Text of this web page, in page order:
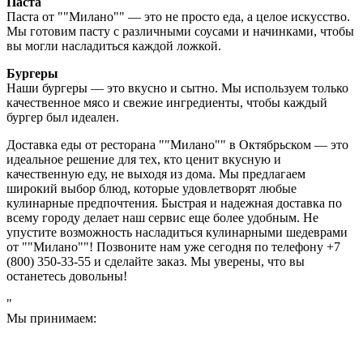
Паста от ""Милано"" — это не просто еда, а целое искусство.
Мы готовим пасту с различными соусами и начинками, чтобы
вы могли насладиться каждой ложкой.
Бургеры
Наши бургеры — это вкусно и сытно. Мы используем только
качественное мясо и свежие ингредиенты, чтобы каждый
бургер был идеален.
Доставка еды от ресторана ""Милано"" в Октябрьском — это
идеальное решение для тех, кто ценит вкусную и
качественную еду, не выходя из дома. Мы предлагаем
широкий выбор блюд, которые удовлетворят любые
кулинарные предпочтения. Быстрая и надежная доставка по
всему городу делает наш сервис еще более удобным. Не
упустите возможность насладиться кулинарными шедеврами
от ""Милано""! Позвоните нам уже сегодня по телефону +7
(800) 350-33-55 и сделайте заказ. Мы уверены, что вы
останетесь довольны!
"
Мы принимаем: